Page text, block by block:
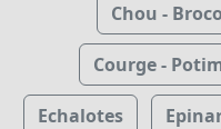
Chou -
Courge -
Echalotes